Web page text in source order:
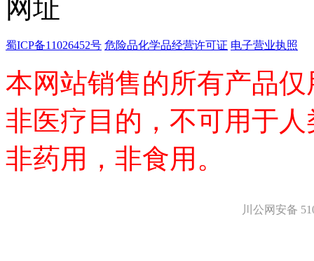
杂环砌块
有机砌块
有机金属试剂
蜀ICP备11026452号 危险品化学品经营许可证 电子营业执照
本网站销售的所有产品
非医疗目的，不可用于
非药用，非食用。
川公网安备